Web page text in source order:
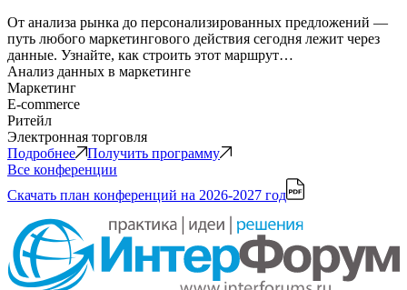
От анализа рынка до персонализированных предложений —
путь любого маркетингового действия сегодня лежит через
данные. Узнайте, как строить этот маршрут…
Анализ данных в маркетинге
Маркетинг
E-commerce
Ритейл
Электронная торговля
Подробнее
Получить программу
Все конференции
Скачать план конференций на 2026-2027 год